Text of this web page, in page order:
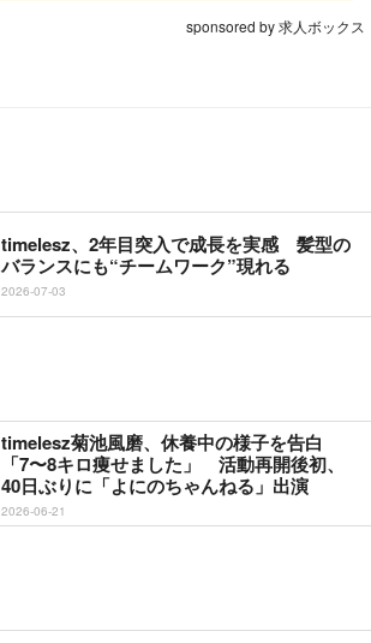
sponsored by 求人ボックス
timelesz、2年目突入で成長を実感 髪型の
バランスにも“チームワーク”現れる
2026-07-03
timelesz菊池風磨、休養中の様子を告白
「7〜8キロ痩せました」 活動再開後初、
40日ぶりに「よにのちゃんねる」出演
2026-06-21